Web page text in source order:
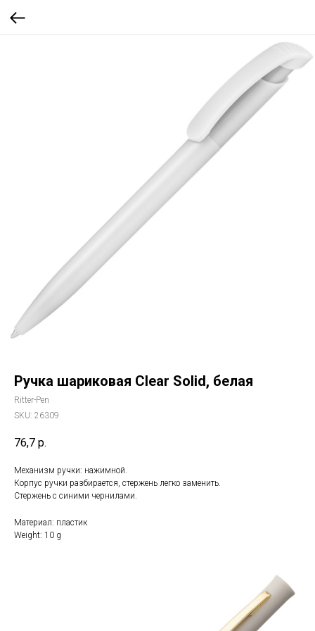
Ручка шариковая Clear Solid, белая
Ritter-Pen
SKU: 26309
76,7 р.
Механизм ручки: нажимной.
Корпус ручки разбирается, стержень легко заменить.
Стержень с синими чернилами.
Материал: пластик
Weight: 10 g